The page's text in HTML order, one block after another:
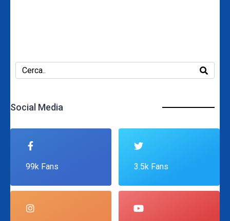
Social Media
99k Fans 3.5k Fans